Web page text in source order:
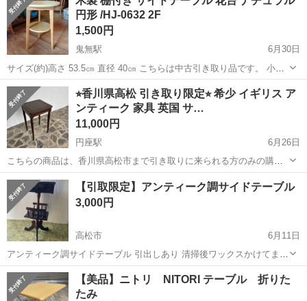
したら、取りにお伺い致しますm(_ _)m よろしくお願い致しますm(_
_)m
円形 /HJ-0632 2F
1,500円
鬼無駅
6月30日
サイズ(約)高さ 53.5㎝ 直径 40㎝ こちらは中古引き取り品です。 小傷
や汚れ等、全体的に使用感があります。 写真に写っていない所にも汚
れキズ等ある場合があります。 気になる方は実際にご覧になった上...
香川 高松市 鬼無駅 テーブル
⭐︎香川県高松 引き取り限定⭐︎ 希少 イギリス ア
ンティーク 家具 英国 サ…
11,000円
円座駅
6月26日
こちらの商品は、香川県高松市まで引き取りに来られる方のみの購入
でお願いいたします。 ⭐︎香川県高松 引き取り限定⭐︎ 希少 イギリス ア
ンティーク 家具 英国 サイドテーブル 什器 Vintage ヴィンテージ 雰囲
気抜...
香川 高松市 円座駅 テーブル 英国
【引取限定】アンティーク調サイドテーブル
3,000円
高松市
6月11日
アンティーク調サイドテーブル 引出しあり 清掃後ワックスかけてま
す。 現物確認可能ですのでお気軽にお問い合わせください！
香川 高松市 テーブル サイドテーブル
【美品】ニトリ NITORI テーブル 折りた
たみ